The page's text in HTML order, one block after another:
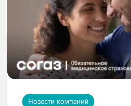
Новости компаний